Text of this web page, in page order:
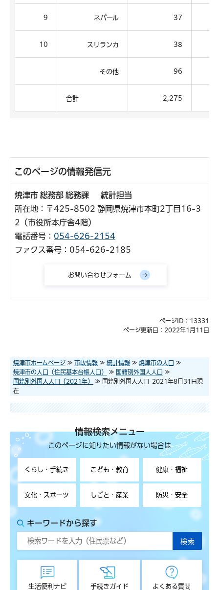
9 ネパール 37
10 スリランカ 38
その他 96
合計 2,275
このページの情報発信元
焼津市 総務部 総務課 統計担当
所在地：〒425-8502 静岡県焼津市本町2丁目16-3
2（市役所本庁舎4階）
電話番号： 054-626-2154
ファクス番号：054-626-2185
ページID：13331
ページ更新日：2022年1月11日
焼津市ホームページ ≫ 市政情報 ≫ 統計情報 ≫ 焼津市の人口 ≫
焼津市の人口（住民基本台帳人口）
≫ 国籍別外国人人口 ≫
国籍別外国人人口（2021年）
≫ 国籍別外国人人口-2021年8月31日現
在
情報検索メニュー
このページに知りたい情報がない場合は
くらし・手続き こども・教育 健康・福祉
文化・スポーツ しごと・産業 防災・安全
キーワードから探す
生活便利ナビ 手続きガイド よくある質問